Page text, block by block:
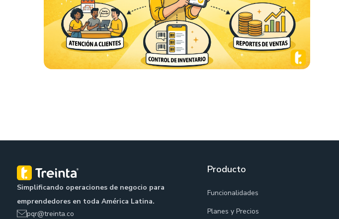
Simplificando operaciones de negocio para
emprendedores en toda América Latina.
pqr@treinta.co
Producto
Funcionalidades
Planes y Precios